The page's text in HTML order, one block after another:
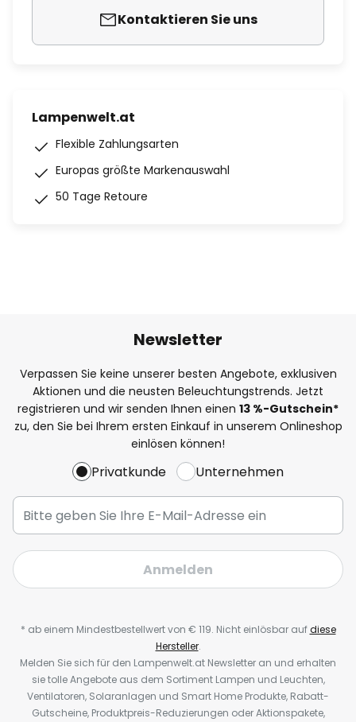
Kontaktieren Sie uns
Lampenwelt.at
Flexible Zahlungsarten
Europas größte Markenauswahl
50 Tage Retoure
Newsletter
Verpassen Sie keine unserer besten Angebote, exklusiven
Aktionen und die neusten Beleuchtungstrends. Jetzt
registrieren und wir senden Ihnen einen 13 %-Gutschein*
zu, den Sie bei Ihrem ersten Einkauf in unserem Onlineshop
einlösen können!
Privatkunde Unternehmen
Anmelden
* ab einem Mindestbestellwert von € 119. Nicht einlösbar aufdiese
Hersteller.
Melden Sie sich für den Lampenwelt.at Newsletter an und erhalten
sie tolle Angebote aus dem Sortiment Lampen und Leuchten,
Ventilatoren, Solaranlagen und Smart Home Produkte, Rabatt-
Gutscheine, Produktpreis-Reduzierungen oder Aktionspakete,